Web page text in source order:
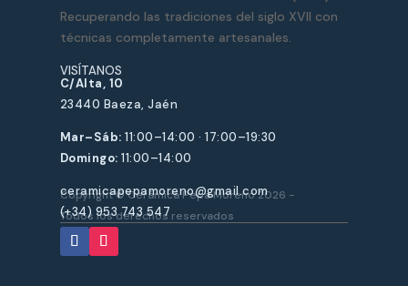
en
la
Recuperando las tradiciones del siglo XVII con
técnicas completamente artesanales.
VISÍTANOS
C/Alta, 10
23440 Baeza, Jaén
Mar–Sáb: 11:00–14:00 · 17:00–19:30
Domingo: 11:00–14:00
ceramicapepamoreno@gmail.com
(+34) 953 743 547
Copyright © Cerámica Pepa Moreno 2026 -
Todos los derechos reservados